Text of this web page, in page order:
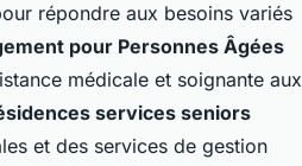
répondre aux besoins variés
pour Personnes Âgées
médicale et soignante aux
services seniors
et des services de gestion